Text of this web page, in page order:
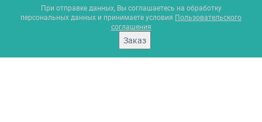
При отправке данных, Вы соглашаетесь на обработку
персональных данных и принимаете условия Пользовательского
соглашения
Заказ